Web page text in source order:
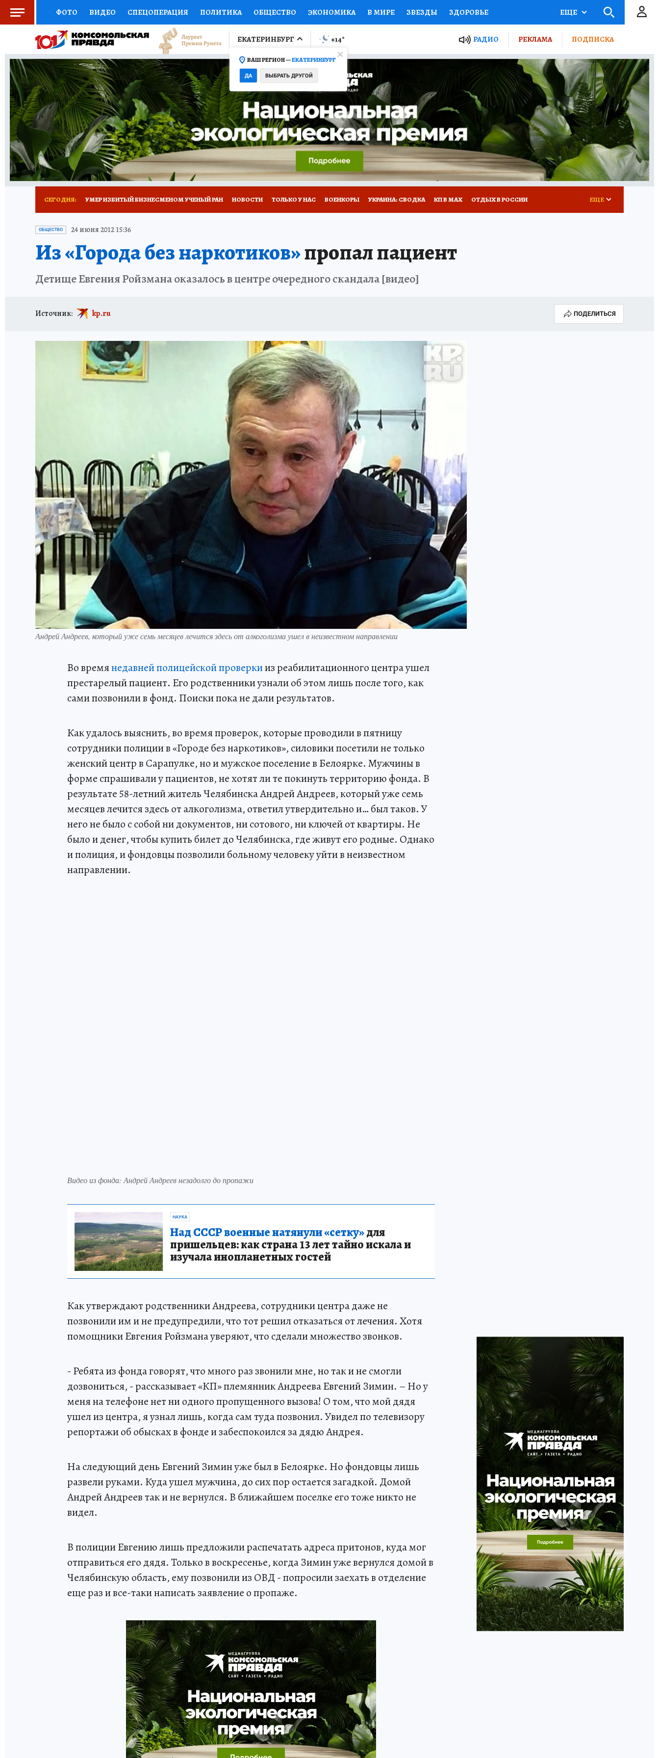
ФОТО ВИДЕО СПЕЦОПЕРАЦИЯ ПОЛИТИКА ОБЩЕСТВО ЭКОНОМИКА В МИРЕ ЗВЕЗДЫ ЗДОРОВЬЕ
СОЦПОДДЕРЖКА НАУКА СПОРТ КОЛУМНИСТЫ ПРОИСШЕСТВИЯ НАЦИОНАЛЬНЫЕ ПРОЕКТЫ РОССИИ
ВЫБОР ЭКСПЕРТОВ ДОКТОР ФИНАНСЫ ОТКРЫВАЕМ МИР Я ЗНАЮ СЕМЬЯ ЖЕНСКИЕ СЕКРЕТЫ ПУТЕВОДИТЕЛЬ
КНИЖНАЯ ПОЛКА ПРОГНОЗЫ НА СПОРТ ПРОМОКОДЫ СЕРИАЛЫ СПЕЦПРОЕКТЫ ДЕФИЦИТ ЖЕЛЕЗА ТУРИЗМ
ПРЕСС-ЦЕНТР НЕДВИЖИМОСТЬ ТЕЛЕВИЗОР КОЛЛЕКЦИИ КОНКУРСЫ РАБОТА У НАС ГИД ПОТРЕБИТЕЛЯ ВСЕ О КП
РАДИО КП ТЕСТЫ НОВОЕ НА САЙТЕ
ЕЩЕ
ЕКАТЕРИНБУРГ
ВАШ РЕГИОН —ЕКАТЕРИНБУРГ
ДА ВЫБРАТЬ ДРУГОЙ
+14° РАДИО РЕКЛАМА ПОДПИСКА
СЕГОДНЯ: УМЕР ИЗБИТЫЙ БИЗНЕСМЕНОМ УЧЕНЫЙ РАН НОВОСТИ ТОЛЬКО У НАС ВОЕНКОРЫ УКРАИНА: СВОДКА КП В МАХ ОТДЫХ В РОССИИ
ЗАПОВЕДНАЯ РОССИЯ
ЕЩЕ
ОБЩЕСТВО 24 июня 2012 15:36
Из «Города без наркотиков»пропал пациент
Детище Евгения Ройзмана оказалось в центре очередного скандала [видео]
Источник: kp.ru ПОДЕЛИТЬСЯ
Андрей Андреев, который уже семь месяцев лечится здесь от алкоголизма ушел в неизвестном направлении
Во времянедавней полицейской проверкииз реабилитационного центра ушел
престарелый пациент. Его родственники узнали об этом лишь после того, как
сами позвонили в фонд. Поиски пока не дали результатов.
Как удалось выяснить, во время проверок, которые проводили в пятницу
сотрудники полиции в «Городе без наркотиков», силовики посетили не только
женский центр в Сарапулке, но и мужское поселение в Белоярке. Мужчины в
форме спрашивали у пациентов, не хотят ли те покинуть территорию фонда. В
результате 58-летний житель Челябинска Андрей Андреев, который уже семь
месяцев лечится здесь от алкоголизма, ответил утвердительно и… был таков. У
него не было с собой ни документов, ни сотового, ни ключей от квартиры. Не
было и денег, чтобы купить билет до Челябинска, где живут его родные. Однако
и полиция, и фондовцы позволили больному человеку уйти в неизвестном
направлении.
Видео из фонда: Андрей Андреев незадолго до пропажи
НАУКА
Над СССР военные натянули «сетку»для
пришельцев: как страна 13 лет тайно искала и
изучала инопланетных гостей
Как утверждают родственники Андреева, сотрудники центра даже не
позвонили им и не предупредили, что тот решил отказаться от лечения. Хотя
помощники Евгения Ройзмана уверяют, что сделали множество звонков.
- Ребята из фонда говорят, что много раз звонили мне, но так и не смогли
дозвониться, - рассказывает «КП» племянник Андреева Евгений Зимин. – Но у
меня на телефоне нет ни одного пропущенного вызова! О том, что мой дядя
ушел из центра, я узнал лишь, когда сам туда позвонил. Увидел по телевизору
репортажи об обысках в фонде и забеспокоился за дядю Андрея.
На следующий день Евгений Зимин уже был в Белоярке. Но фондовцы лишь
развели руками. Куда ушел мужчина, до сих пор остается загадкой. Домой
Андрей Андреев так и не вернулся. В ближайшем поселке его тоже никто не
видел.
В полиции Евгению лишь предложили распечатать адреса притонов, куда мог
отправиться его дядя. Только в воскресенье, когда Зимин уже вернулся домой в
Челябинскую область, ему позвонили из ОВД - попросили заехать в отделение
еще раз и все-таки написать заявление о пропаже.